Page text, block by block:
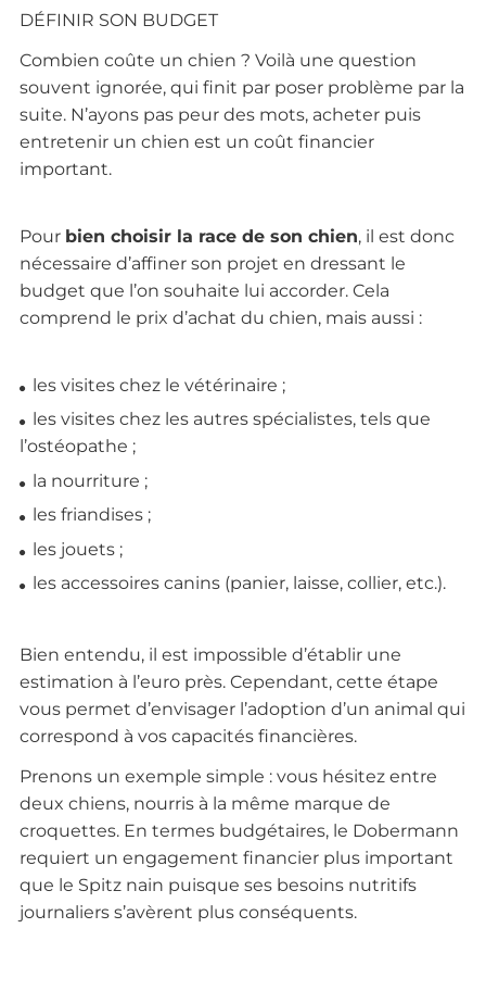
DÉFINIR SON BUDGET
Combien coûte un chien ? Voilà une question
souvent ignorée, qui finit par poser problème par la
suite. N’ayons pas peur des mots, acheter puis
entretenir un chien est un coût financier
important.
Pour bien choisir la race de son chien, il est donc
nécessaire d’affiner son projet en dressant le
budget que l’on souhaite lui accorder. Cela
comprend le prix d’achat du chien, mais aussi :
les visites chez le vétérinaire ;
les visites chez les autres spécialistes, tels que
l’ostéopathe ;
la nourriture ;
les friandises ;
les jouets ;
les accessoires canins (panier, laisse, collier, etc.).
Bien entendu, il est impossible d’établir une
estimation à l’euro près. Cependant, cette étape
vous permet d’envisager l’adoption d’un animal qui
correspond à vos capacités financières.
Prenons un exemple simple : vous hésitez entre
deux chiens, nourris à la même marque de
croquettes. En termes budgétaires, le Dobermann
requiert un engagement financier plus important
que le Spitz nain puisque ses besoins nutritifs
journaliers s’avèrent plus conséquents.